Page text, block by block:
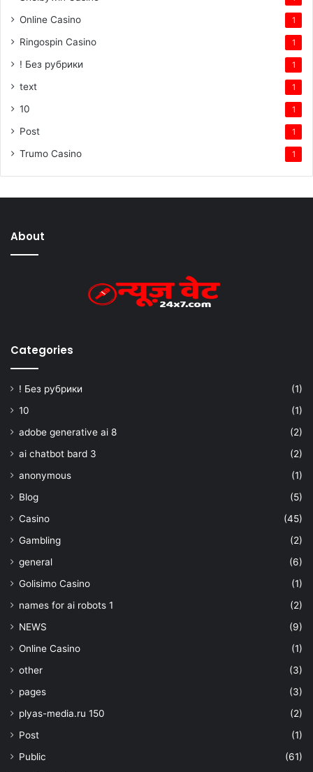
Online Casino 1
Ringospin Casino 1
! Без рубрики 1
text 1
10 1
Post 1
Trumo Casino 1
About
Categories
! Без рубрики
(1)
10
(1)
adobe generative ai 8
(2)
ai chatbot bard 3
(2)
anonymous
(1)
Blog
(5)
Casino
(45)
Gambling
(2)
general
(6)
Golisimo Casino
(1)
names for ai robots 1
(2)
NEWS
(9)
Online Casino
(1)
other
(3)
pages
(3)
plyas-media.ru 150
(2)
Post
(1)
Public
(61)